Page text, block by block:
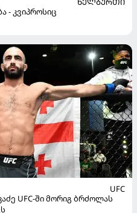
- კვიპროსიც
UFC
UFC-ში მორიგ ბრძოლას